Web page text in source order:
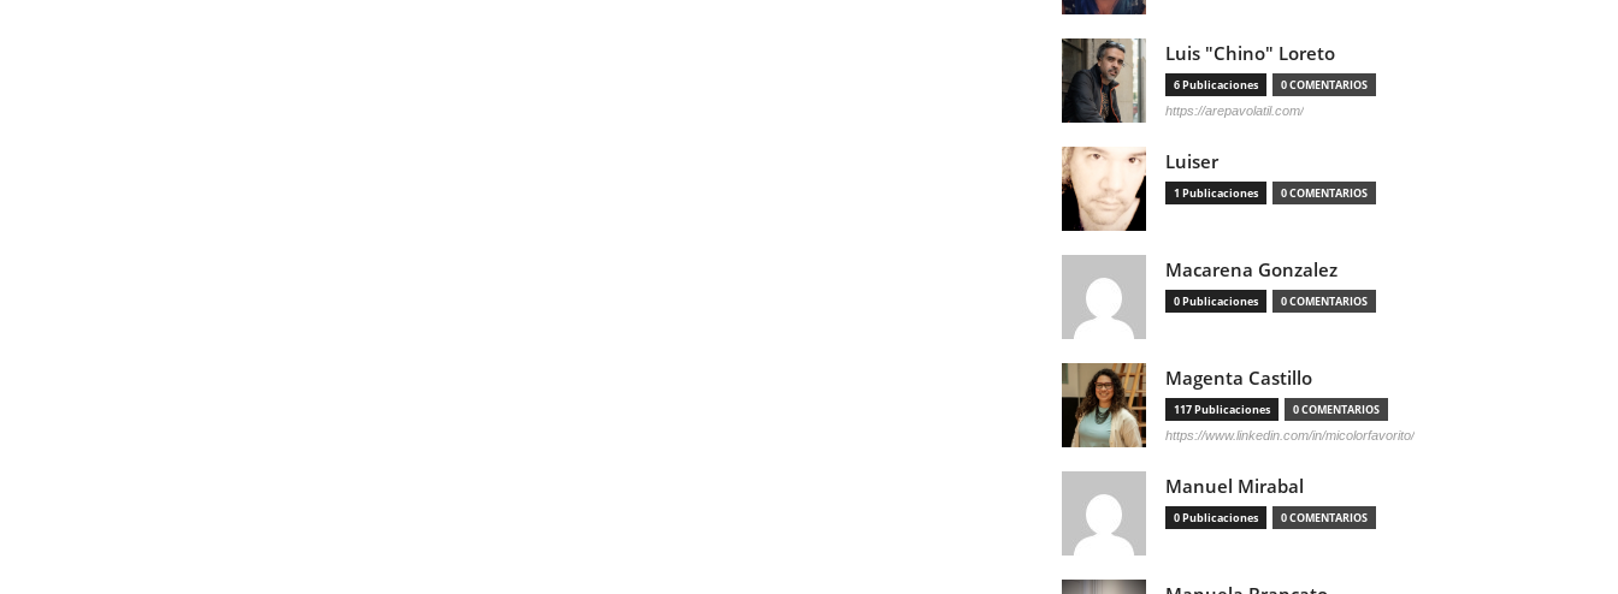
Luis "Chino" Loreto
6 Publicaciones 0 COMENTARIOS
https://arepavolatil.com/
Luiser
1 Publicaciones 0 COMENTARIOS
Macarena Gonzalez
0 Publicaciones 0 COMENTARIOS
Magenta Castillo
117 Publicaciones 0 COMENTARIOS
https://www.linkedin.com/in/micolorfavorito/
Manuel Mirabal
0 Publicaciones 0 COMENTARIOS